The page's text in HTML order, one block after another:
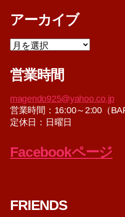
アーカイブ
ア
ー
イ
営業時間
magendo925@yahoo.co.jp
営業時間：16:00～2:00（
定休日：日曜日
Facebookページ
FRIENDS